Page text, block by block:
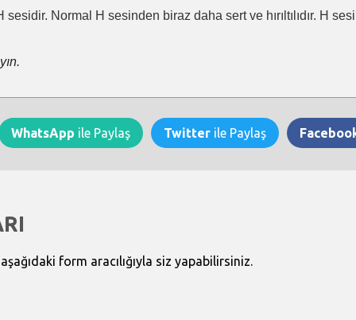
sesidir. Normal H sesinden biraz daha sert ve hırıltılıdır. H
WhatsApp ile Paylaş Twitterile Paylaş
form aracılığıyla siz yapabilirsiniz.